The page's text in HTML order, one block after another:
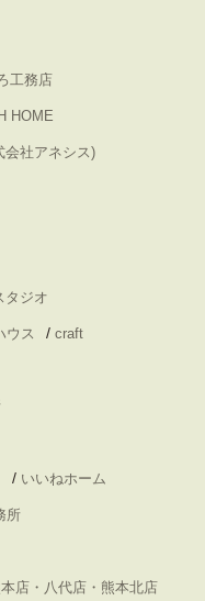
工務店
HOME
社アネシス)
タジオ
ウス / craft
/ いいねホーム
所
店・八代店・熊本北店